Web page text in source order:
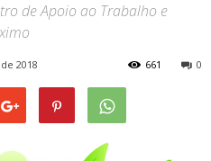
de Apoio ao Trabalho e
2018 0
661